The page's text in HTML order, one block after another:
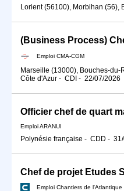
Lorient (56100), Morbihan (56),
Emploi CMA-CGM
Marseille (13000), Bouches-du-
Côte d'Azur - CDI - 22/07/2026
Officier chef de quart
Emploi ARANUI
Polynésie française - CDD -
Chef de projet Etudes
Emploi Chantiers de l'Atlantique